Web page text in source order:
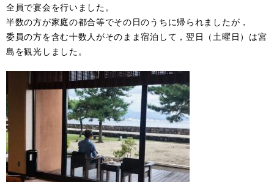
全員で宴会を行いました。
半数の方が家庭の都合等でその日のうちに帰られましたが，
委員の方を含む十数人がそのまま宿泊して，翌日（土曜日）は宮
島を観光しました。